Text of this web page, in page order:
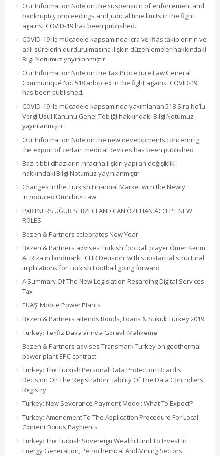
Our Information Note on the suspension of enforcement and
bankruptcy proceedings and judicial time limits in the fight
against COVID-19 has been published.
COVID-19 ile mücadele kapsamında icra ve iflas takiplerinin ve
adli sürelerin durdurulmasına ilişkin düzenlemeler hakkındaki
Bilgi Notumuz yayınlanmıştır.
Our Information Note on the Tax Procedure Law General
Communiqué No. 518 adopted in the fight against COVID-19
has been published.
COVID-19 ile mücadele kapsamında yayımlanan 518 Sıra No’lu
Vergi Usul Kanunu Genel Tebliği hakkındaki Bilgi Notumuz
yayınlanmıştır.
Our Information Note on the new developments concerning
the export of certain medical devices has been published.
Bazı tıbbi cihazların ihracına ilişkin yapılan değişiklik
hakkındaki Bilgi Notumuz yayınlanmıştır.
Changes in the Turkish Financial Market with the Newly
Introduced Omnibus Law
PARTNERS UĞUR SEBZECI AND CAN ÖZILHAN ACCEPT NEW
ROLES
Bezen & Partners celebrates New Year
Bezen & Partners advises Turkish football player Ömer Kerim
Ali Rıza in landmark ECHR Decision, with substantial structural
implications for Turkish Football going forward
A Summary Of The New Legislation Regarding Digital Services
Tax
EÜAŞ’ Mobile Power Plants
Bezen & Partners attends Bonds, Loans & Sukuk Turkey 2019
Turkey: Tenfiz Davalarında Görevli Mahkeme
Bezen & Partners advises Transmark Turkey on geothermal
power plant EPC contract
Turkey: The Turkish Personal Data Protection Board's
Decision On The Registration Liability Of The Data Controllers'
Registry
Turkey: New Severance Payment Model: What To Expect?
Turkey: Amendment To The Application Procedure For Local
Content Bonus Payments
Turkey: The Turkish Sovereign Wealth Fund To Invest In
Energy Generation, Petrochemical And Mining Sectors